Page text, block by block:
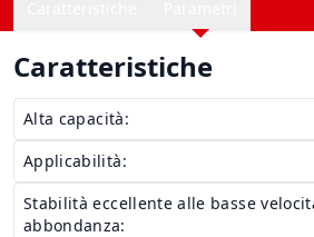
Caratteristiche
Alta capacità:
Applicabilità:
Stabilità eccellente alle basse
abbondanza: